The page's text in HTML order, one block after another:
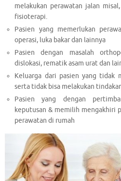
melakukan perawatan jalan
fisioterapi.
Pasien yang memerlukan
operasi, luka bakar dan lainnya
Pasien dengan masalah
dislokasi, rematik asam urat dan
Keluarga dari pasien yang tidak
serta tidak bisa melakukan
Pasien yang dengan
keputusan & memilih mengakhiri
perawatan di rumah